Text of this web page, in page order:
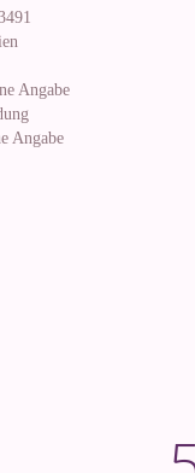
Angabe
Angabe